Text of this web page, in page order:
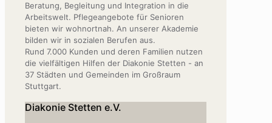
Beratung, Begleitung und Integration in die
Arbeitswelt. Pflegeangebote für Senioren
bieten wir wohnortnah. An unserer Akademie
bilden wir in sozialen Berufen aus.
Rund 7.000 Kunden und deren Familien nutzen
die vielfältigen Hilfen der Diakonie Stetten - an
37 Städten und Gemeinden im Großraum
Stuttgart.
Diakonie Stetten e.V.